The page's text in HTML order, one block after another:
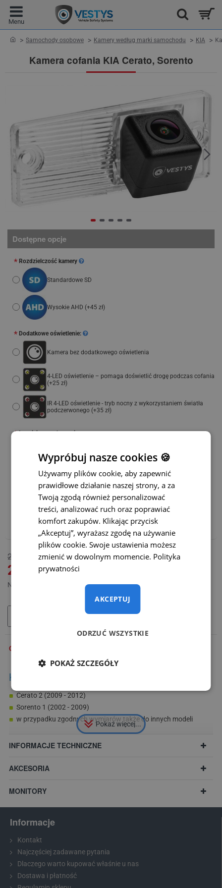
Kamera cofania KIA Cerato, Sorento
homeSamochody osobowe Kamery według marki samochodu KIA
219 zł
265 zł
Netto: 178,05 zł
DOSTĘPNY
MODEL: SC-037-O
Dostępne opcje
Rozdzielczość kamery
Standardowe SD
Wysokie AHD (+45 zł)
Dodatkowe oświetlenie:
Kamera bez dodatkowego oświetlenia
4-LED oświetlenie – pomaga doświetlić drogę podczas cofania
(+25 zł)
IR 4-LED oświetlenie - tryb nocny z wykorzystaniem światła
podczerwonego (+35 zł)
Łatwiejsze parkowanie:
Statyczne linie parkowania z możliwością ich wyłączenia
Dynamiczne linie parkowania (+65 zł)
Adapter WiFi do bezprzewodowej transmisji – CENA
PROMOCYJNA
DODAJ DO KOSZYKA
OPIS
Kamera pasuje do modeli Kia:
Cerato 2 (2009 - 2012)
Sorento 1 (2002 - 2009)
w przypadku zgodnych wymiarów także do innych modeli
Przed zakupem proszę zmierzyć wymiary światła nad
INFORMACJE TECHNICZNE
AKCESORIA
MONITORY
Informacje
Kontakt
Najczęściej zadawane pytania
Dlaczego warto kupować właśnie u nas
Dostawa i płatność
Wypróbuj nasze cookies 🍪
Używamy plików cookie, aby zapewnić
prawidłowe działanie naszej strony, a za
Twoją zgodą również personalizować
treści, analizować ruch oraz poprawiać
komfort zakupów. Klikając przycisk
„Akceptuj”, wyrażasz zgodę na używanie
plików cookie. Swoje ustawienia możesz
zmienić w dowolnym momencie. Polityka
prywatności
AKCEPTUJ
ODRZUĆ WSZYSTKIE
POKAŻ SZCZEGÓŁY